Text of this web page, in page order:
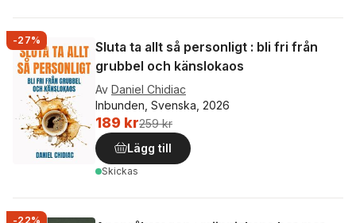
-27%
Sluta ta allt så personligt : bli fri från
grubbel och känslokaos
Av Daniel Chidiac
Inbunden, Svenska, 2026
189 kr259 kr
Lägg till
Skickas
-22%